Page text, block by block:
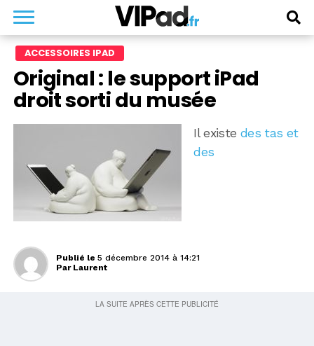
ACCESSOIRES IPAD
Original : le support iPad
droit sorti du musée
Il existe des tas et
des
Publié le 5 décembre 2014 à 14:21
Par Laurent